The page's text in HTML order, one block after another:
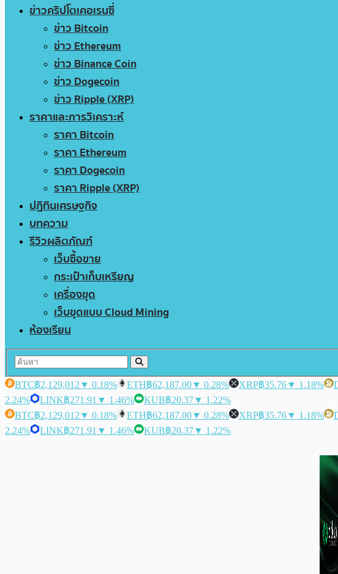
ข่าวคริปโตเคอเรนซี่
ข่าว Bitcoin
ข่าว Ethereum
ข่าว Binance Coin
ข่าว Dogecoin
ข่าว Ripple (XRP)
ราคาและการวิเคราะห์
ราคา Bitcoin
ราคา Ethereum
ราคา Dogecoin
ราคา Ripple (XRP)
ปฏิทินเศรษฐกิจ
บทความ
รีวิวผลิตภัณฑ์
เว็บซื้อขาย
กระเป๋าเก็บเหรียญ
เครื่องขุด
เว็บขุดแบบ Cloud Mining
ห้องเรียน
BTC฿2,129,012 ▼ 0.18% ETH฿62,187.00▼ 0.28% XRP฿35.76▼ 1.18%
2.24%
LINK฿271.91 ▼ 1.46% KUB฿20.37▼ 1.22%
BTC฿2,129,012 ▼ 0.18% ETH฿62,187.00▼ 0.28% XRP฿35.76▼ 1.18%
2.24%
LINK฿271.91 ▼ 1.46% KUB฿20.37▼ 1.22%